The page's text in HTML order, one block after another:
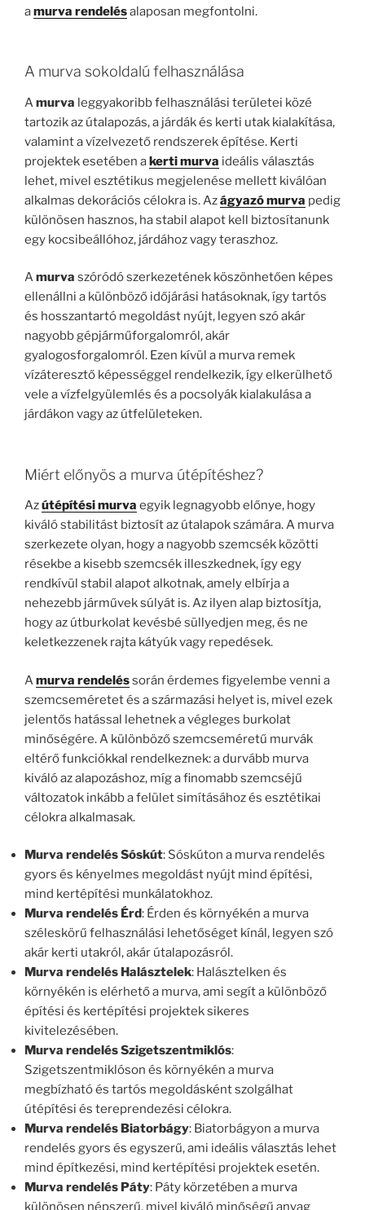
amurva rendelésalaposan megfontolni.
A murva sokoldalú felhasználása
Amurva leggyakoribb felhasználási területei közé
tartozik az útalapozás, a járdák és kerti utak kialakítása,
valamint a vízelvezető rendszerek építése. Kerti
projektek esetében akerti murva ideális választás
lehet, mivel esztétikus megjelenése mellett kiválóan
alkalmas dekorációs célokra is. Azágyazó murva pedig
különösen hasznos, ha stabil alapot kell biztosítanunk
egy kocsibeállóhoz, járdához vagy teraszhoz.
Amurva szóródó szerkezetének köszönhetően képes
ellenállni a különböző időjárási hatásoknak, így tartós
és hosszantartó megoldást nyújt, legyen szó akár
nagyobb gépjárműforgalomról, akár
gyalogosforgalomról. Ezen kívül a murva remek
vízáteresztő képességgel rendelkezik, így elkerülhető
vele a vízfelgyülemlés és a pocsolyák kialakulása a
járdákon vagy az útfelületeken.
Miért előnyös a murva útépítéshez?
Azútépítési murva egyik legnagyobb előnye, hogy
kiváló stabilitást biztosít az útalapok számára. A murva
szerkezete olyan, hogy a nagyobb szemcsék közötti
résekbe a kisebb szemcsék illeszkednek, így egy
rendkívül stabil alapot alkotnak, amely elbírja a
nehezebb járművek súlyát is. Az ilyen alap biztosítja,
hogy az útburkolat kevésbé süllyedjen meg, és ne
keletkezzenek rajta kátyúk vagy repedések.
Amurva rendeléssorán érdemes figyelembe venni a
szemcseméretet és a származási helyet is, mivel ezek
jelentős hatással lehetnek a végleges burkolat
minőségére. A különböző szemcseméretű murvák
eltérő funkciókkal rendelkeznek: a durvább murva
kiváló az alapozáshoz, míg a finomabb szemcséjű
változatok inkább a felület simításához és esztétikai
célokra alkalmasak.
Murva rendelés Sóskút: Sóskúton a murva rendelés
gyors és kényelmes megoldást nyújt mind építési,
mind kertépítési munkálatokhoz.
Murva rendelés Érd: Érden és környékén a murva
széleskörű felhasználási lehetőséget kínál, legyen szó
akár kerti utakról, akár útalapozásról.
Murva rendelés Halásztelek: Halásztelken és
környékén is elérhető a murva, ami segít a különböző
építési és kertépítési projektek sikeres
kivitelezésében.
Murva rendelés Szigetszentmiklós:
Szigetszentmiklóson és környékén a murva
megbízható és tartós megoldásként szolgálhat
útépítési és tereprendezési célokra.
Murva rendelés Biatorbágy: Biatorbágyon a murva
rendelés gyors és egyszerű, ami ideális választás lehet
mind építkezési, mind kertépítési projektek esetén.
Murva rendelés Páty: Páty körzetében a murva
különösen népszerű, mivel kiváló minőségű anyag